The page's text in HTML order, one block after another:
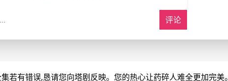
评论
若有错误,恳请您向塔剧反映。您的热心让药碎人难全更加完美。